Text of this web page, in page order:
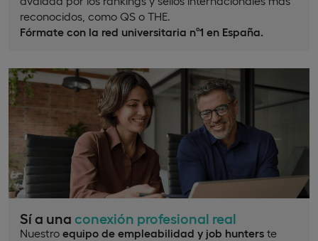
reconocidos, como QS o THE.
Fórmate con la red universitaria nº1 en España.
Sí a una conexión profesional real
Nuestro equipo de empleabilidad y job hunters te